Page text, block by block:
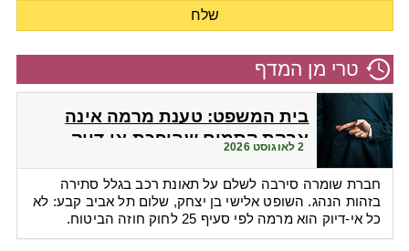
טרי מן המדף
בית המשפט: טענת מרמה אינה
אבקת קסמים שהופכת אי-דיוק
2 לאוגוסט 2026
חברת שומרה סירבה לשלם על תאונת רכב בגלל סתירה
בזהות הנהג. השופט אלישי בן יצחק, שלום תל אביב קבע: לא
כל אי-דיוק הוא מרמה לפי סעיף 25 לחוק חוזה הביטוח.